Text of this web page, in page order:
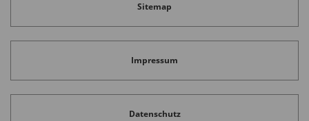
Sitemap
Impressum
Datenschutz